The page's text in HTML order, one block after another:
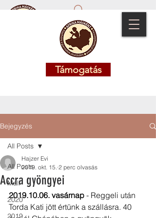
Támogatás
Támogatás
Bejegyzés
All Posts
Mali
2020
2019
All Posts
Accra gyöngyei
Hajzer Evi
2019. okt. 15. 2 perc olvasás
2019.10.06. vasárnap - Reggeli után
Torda Kati jött értünk a szállásra. 40